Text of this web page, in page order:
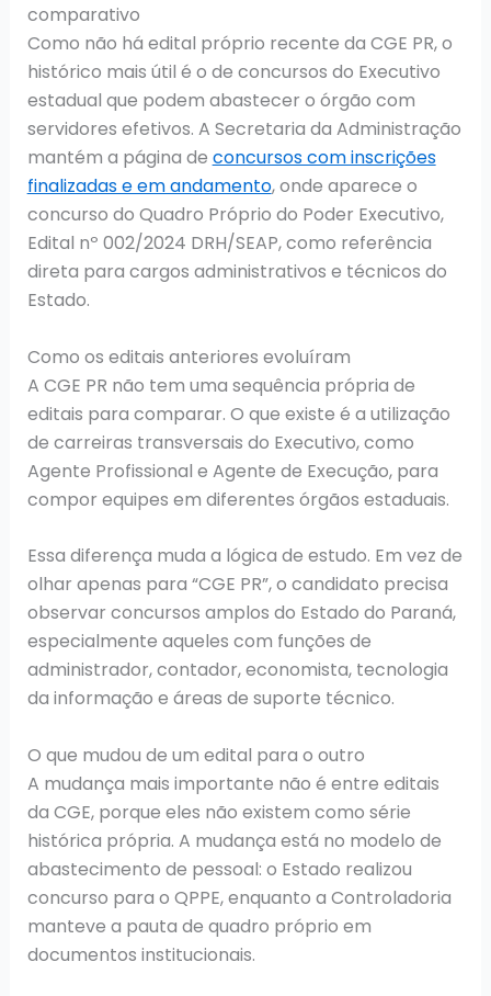
comparativo
Como não há edital próprio recente da CGE PR, o
histórico mais útil é o de concursos do Executivo
estadual que podem abastecer o órgão com
servidores efetivos. A Secretaria da Administração
mantém a página de concursos com inscrições
finalizadas e em andamento, onde aparece o
concurso do Quadro Próprio do Poder Executivo,
Edital nº 002/2024 DRH/SEAP, como referência
direta para cargos administrativos e técnicos do
Estado.
Como os editais anteriores evoluíram
A CGE PR não tem uma sequência própria de
editais para comparar. O que existe é a utilização
de carreiras transversais do Executivo, como
Agente Profissional e Agente de Execução, para
compor equipes em diferentes órgãos estaduais.
Essa diferença muda a lógica de estudo. Em vez de
olhar apenas para “CGE PR”, o candidato precisa
observar concursos amplos do Estado do Paraná,
especialmente aqueles com funções de
administrador, contador, economista, tecnologia
da informação e áreas de suporte técnico.
O que mudou de um edital para o outro
A mudança mais importante não é entre editais
da CGE, porque eles não existem como série
histórica própria. A mudança está no modelo de
abastecimento de pessoal: o Estado realizou
concurso para o QPPE, enquanto a Controladoria
manteve a pauta de quadro próprio em
documentos institucionais.